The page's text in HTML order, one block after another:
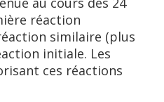
réaction
similaire (plus
initiale. Les
ces réactions